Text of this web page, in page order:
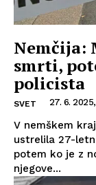
Nemčija:
smrti,
policista
SVET 27. 6.
V nemškem
ustrelila 27-
potem ko je z
njegove...